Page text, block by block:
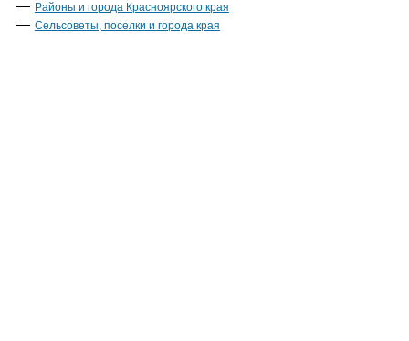
Районы и города Красноярского края
Сельсоветы, поселки и города края